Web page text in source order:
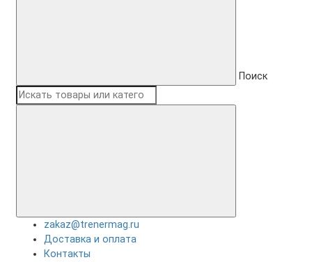
Поиск
zakaz@trenermag.ru
Доставка и оплата
Контакты